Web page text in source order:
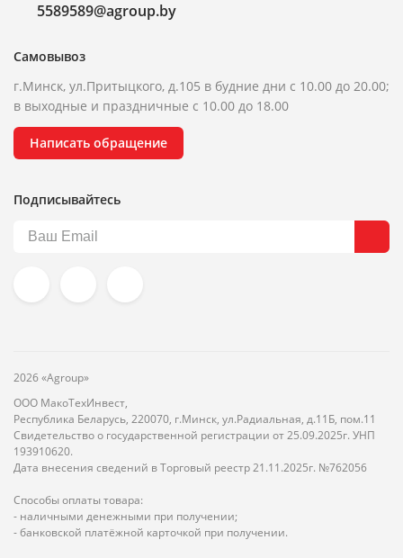
5589589@agroup.by
Самовывоз
г.Минск, ул.Притыцкого, д.105 в будние дни с 10.00 до 20.00;
в выходные и праздничные с 10.00 до 18.00
Написать обращение
Подписывайтесь
2026 «Agroup»
ООО МакоТехИнвест,
Республика Беларусь, 220070, г.Минск, ул.Радиальная, д.11Б, пом.11
Свидетельство о государственной регистрации от 25.09.2025г. УНП
193910620.
Дата внесения сведений в Торговый реестр 21.11.2025г. №762056
Способы оплаты товара:
- наличными денежными при получении;
- банковской платёжной карточкой при получении.